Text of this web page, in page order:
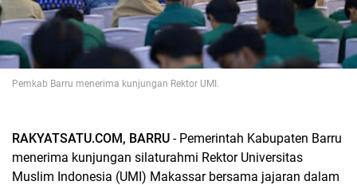
Pemkab Barru menerima kunjungan Rektor UMI.
RAKYATSATU.COM, BARRU - Pemerintah Kabupaten Barru
menerima kunjungan silaturahmi Rektor Universitas
Muslim Indonesia (UMI) Makassar bersama jajaran dalam